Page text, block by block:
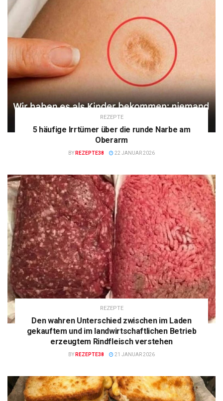
REZEPTE
5 häufige Irrtümer über die runde Narbe am
Oberarm
BY REZEPTE38 22 JANUAR 2026
REZEPTE
Den wahren Unterschied zwischen im Laden
gekauftem und im landwirtschaftlichen Betrieb
erzeugtem Rindfleisch verstehen
BY REZEPTE38 21 JANUAR 2026